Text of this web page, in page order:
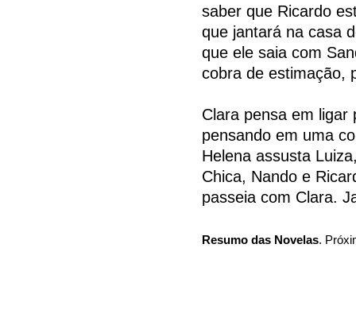
saber que Ricardo
que jantará na casa
que ele saia com
cobra de estimação,
Clara pensa em
pensando em uma
Helena assusta
Chica, Nando e
passeia com Clara.
Resumo das Novelas.